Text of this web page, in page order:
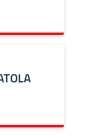
PRATOLA